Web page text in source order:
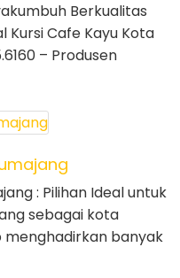
Berkualitas
Kursi Cafe Kayu Kota
– Produsen
: Pilihan Ideal untuk
sebagai kota
menghadirkan banyak